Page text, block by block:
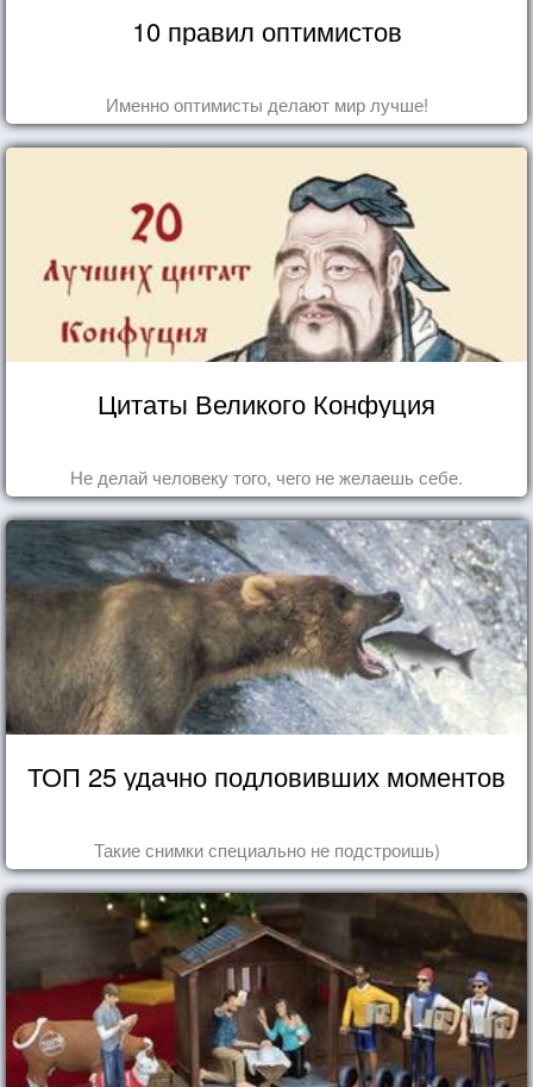
10 правил оптимистов
Именно оптимисты делают мир лучше!
Цитаты Великого Конфуция
Не делай человеку того, чего не желаешь себе.
ТОП 25 удачно подловивших моментов
Такие снимки специально не подстроишь)